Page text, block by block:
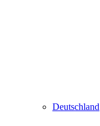
Deutschland